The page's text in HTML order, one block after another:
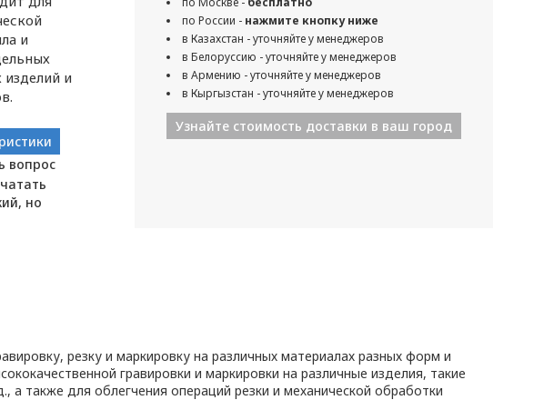
и
и
вопрос
но
по России - нажмите кнопку ниже
в Казахстан - уточняйте у менеджеров
в Белоруссию - уточняйте у менеджеров
в Армению - уточняйте у менеджеров
в Кыргызстан - уточняйте у менеджеров
Узнайте стоимость доставки в ваш город
резку и маркировку на различных материалах разных форм и
гравировки и маркировки на различные изделия, такие
а также для облегчения операций резки и механической обработки